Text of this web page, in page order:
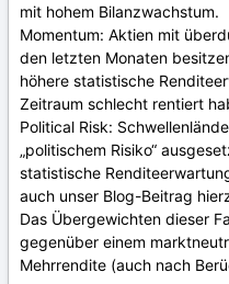
mit hohem Bilanzwachstum.
Momentum: Aktien mit
den letzten Monaten
höhere statistische
Zeitraum schlecht rentiert
Political Risk:
„politischem Risiko“
statistische
auch unser Blog-Beitrag
Das Übergewichten dieser
gegenüber einem
Mehrrendite (auch nach